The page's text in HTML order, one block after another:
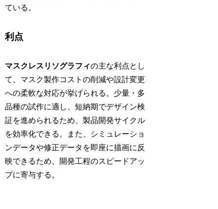
ている。
利点
マスクレスリソグラフィの主な利点とし
て、マスク製作コストの削減や設計変更
への柔軟な対応が挙げられる。少量・多
品種の試作に適し、短納期でデザイン検
証を進められるため、製品開発サイクル
を効率化できる。また、シミュレーショ
ンデータや修正データを即座に描画に反
映できるため、開発工程のスピードアッ
プに寄与する。